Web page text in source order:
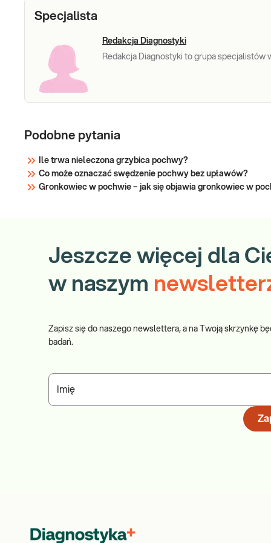
Specjalista
Redakcja Diagnostyki
Redakcja Diagnostyki to grupa specjalistów
Podobne pytania
Ile trwa nieleczona grzybica pochwy?
Co może oznaczać swędzenie pochwy bez upławów?
Gronkowiec w pochwie – jak się objawia gronkowiec w
Jeszcze więcej dla
w naszym
Zapisz się do naszego newslettera, a na Twoją skrzynkę
badań.
Imię